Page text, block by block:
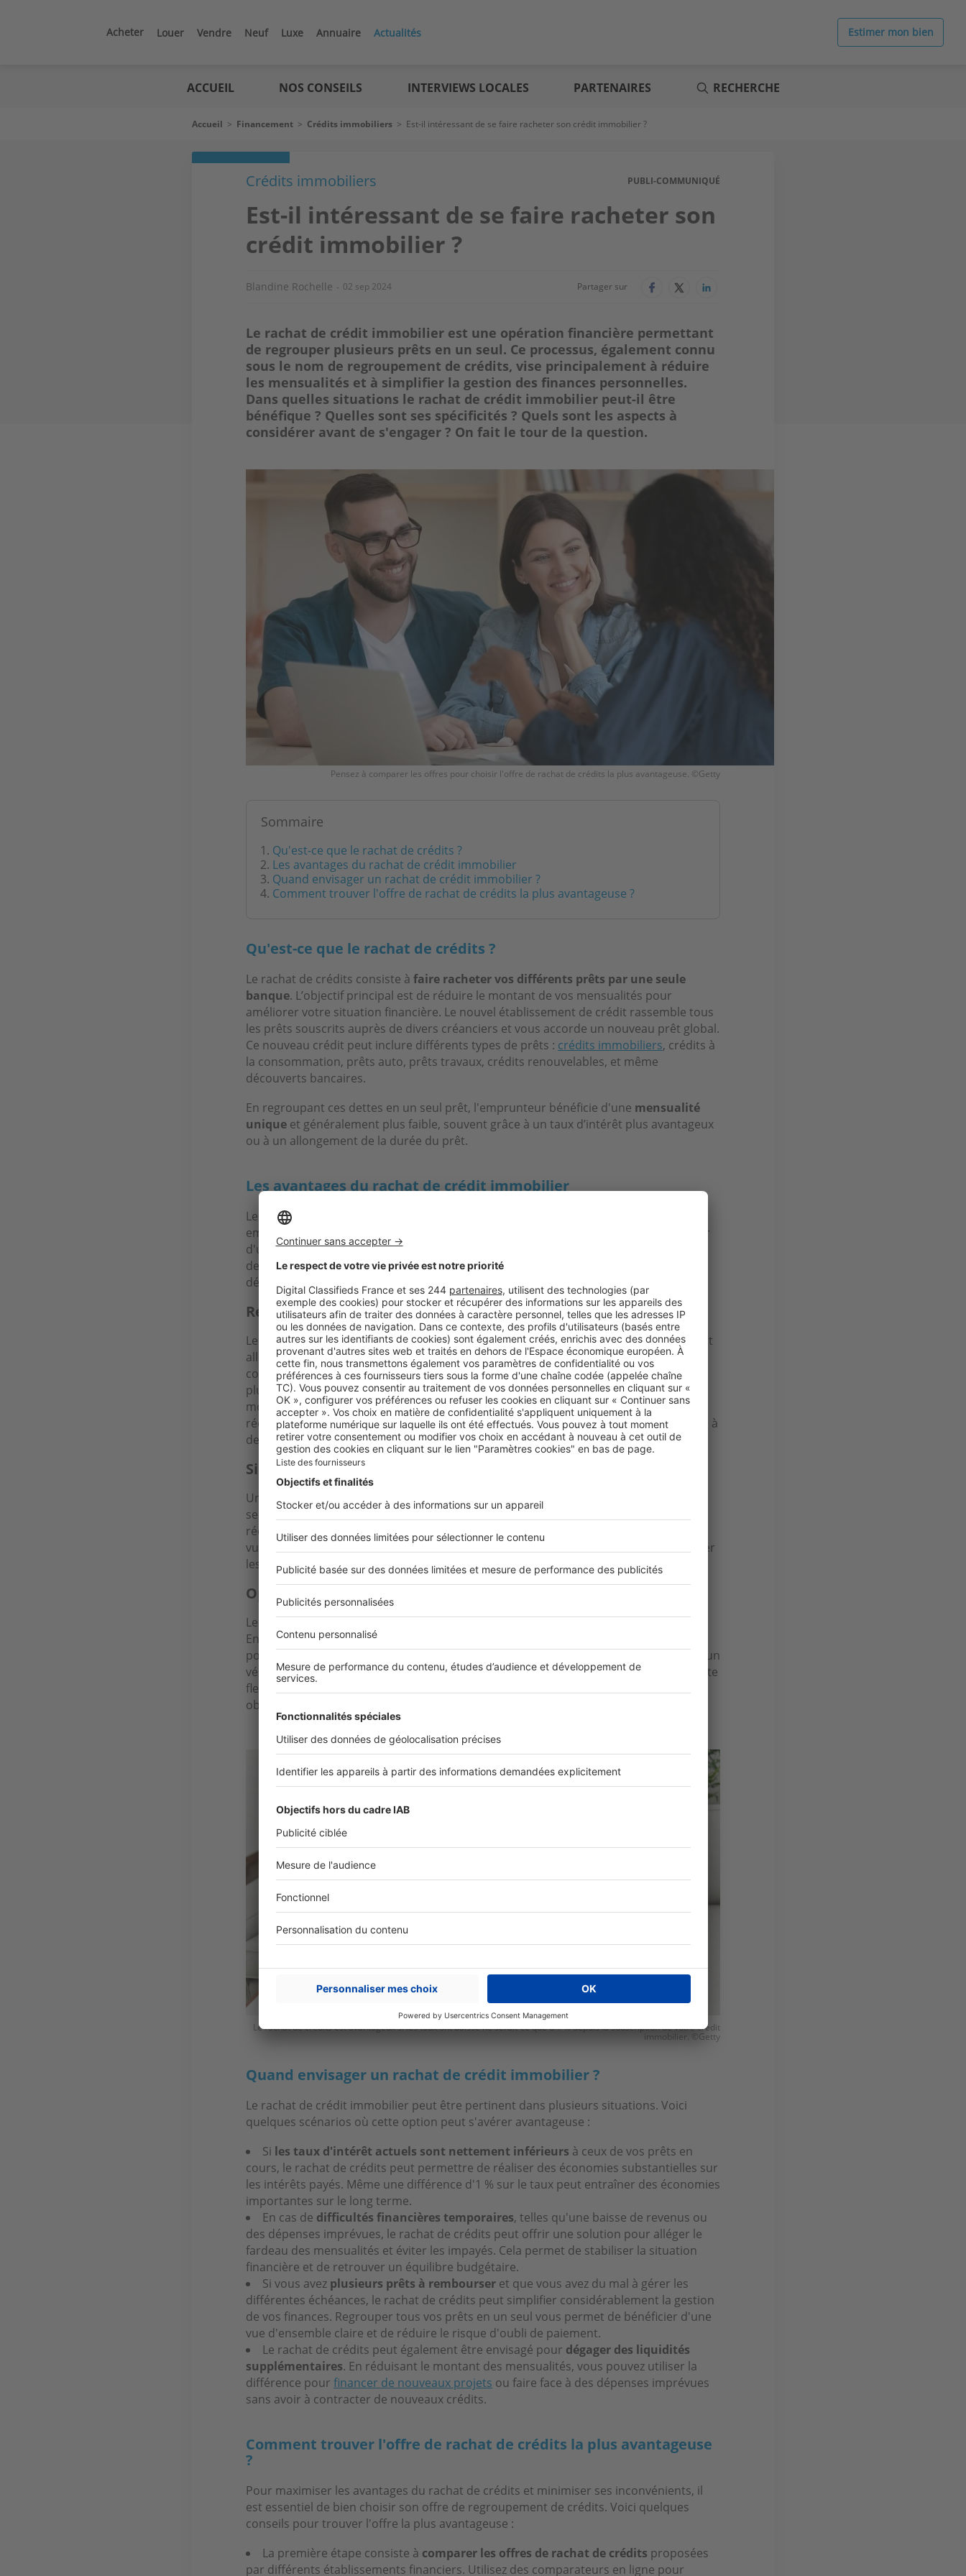
Acheter Louer Vendre Neuf Luxe Annuaire Actualités Estimer mon bien
ACCUEIL NOS CONSEILS INTERVIEWS LOCALES PARTENAIRES RECHERCHE
Fil
Accueil > Financement > Crédits immobiliers > Est-il intéressant de se faire racheter son crédit immobilier ?
PUBLI-COMMUNIQUÉ
Crédits immobiliers
Est-il intéressant de se faire racheter son
crédit immobilier ?
Blandine Rochelle 02 sep 2024 Partager sur
Le rachat de crédit immobilier est une opération financière permettant
de regrouper plusieurs prêts en un seul. Ce processus, également connu
sous le nom de regroupement de crédits, vise principalement à réduire
les mensualités et à simplifier la gestion des finances personnelles.
Dans quelles situations le rachat de crédit immobilier peut-il être
bénéfique ? Quelles sont ses spécificités ? Quels sont les aspects à
considérer avant de s'engager ? On fait le tour de la question.
Pensez à comparer les offres pour choisir l'offre de rachat de crédits la plus avantageuse. ©Getty
Sommaire
Qu'est-ce que le rachat de crédits ?
Les avantages du rachat de crédit immobilier
Quand envisager un rachat de crédit immobilier ?
Comment trouver l'offre de rachat de crédits la plus avantageuse ?
Qu'est-ce que le rachat de crédits ?
Le rachat de crédits consiste à faire racheter vos différents prêts par une seule
banque. L’objectif principal est de réduire le montant de vos mensualités pour
améliorer votre situation financière. Le nouvel établissement de crédit rassemble tous
les prêts souscrits auprès de divers créanciers et vous accorde un nouveau prêt global.
Ce nouveau crédit peut inclure différents types de prêts : crédits immobiliers, crédits à
la consommation, prêts auto, prêts travaux, crédits renouvelables, et même
découverts bancaires.
En regroupant ces dettes en un seul prêt, l'emprunteur bénéficie d'une mensualité
unique et généralement plus faible, souvent grâce à un taux d’intérêt plus avantageux
ou à un allongement de la durée du prêt.
Les avantages du rachat de crédit immobilier
Le rachat de crédit immobilier présente plusieurs avantages significatifs pour les
emprunteurs. En regroupant plusieurs prêts en un seul, l'emprunteur peut bénéficier
d'une mensualité unique, plus facile à gérer. Cette réduction des mensualités permet
de dégager une capacité financière supplémentaire, facilitant ainsi la gestion des
dépenses courantes.
Réduction des mensualités
Le principal avantage du rachat de crédits estla réduction des mensualités,pouvant
aller jusqu’à -60 % par exemple dans le cas d'unrachat de crédits avec Empruntis
consolidant plusieurs prêts en un seul, l'emprunteur peut négocier un taux d'intérêt
plus bas et/ou allonger la durée de remboursement. Cela permet de diminuer le
montant mensuel à payer, offrant ainsi une bouffée d'air sur le plan financier. Cette
réduction globale peut être particulièrement bénéfique pour les ménages confrontés à
des difficultés financières temporaires ou à une baisse de revenus.
Simplification de la gestion financière
Un autre avantage important est la simplification de la gestion financière
seul prêt à rembourser, il devient plus facile de suivre et de gérer ses finances. Cela
réduit le risque d'oubli de paiement et les frais de retard associés. De plus, avoir une
vue d'ensemble claire de ses dettes permet de mieux planifier ses dépenses et d'éviter
les situations de surendettement.
Opportunité de nouveaux projets
Le rachat de crédits peut également ouvrir la voie à denouveaux projets financiers
En allégeant le fardeau des mensualités, l'emprunteur peut dégager des ressources
pour investir dans de nouveaux projets, comme des travaux de rénovation, l'achat d'un
véhicule, ou encore le financement d'une formation professionnelle par exemple. Cette
flexibilité financière accrue permet d'améliorer sa qualité de vie et d'atteindre des
objectifs personnels ou professionnels.
Image
Le rachat de crédits est avantageux si les taux ont baissé ne serait-ce que d'1 % depuis la souscription de votre crédit
immobilier. ©Getty
Quand envisager un rachat de crédit immobilier ?
Le rachat de crédit immobilier peut être pertinent dans plusieurs situations. Voici
quelques scénarios où cette option peut s'avérer avantageuse :
Si les taux d'intérêt actuels sont nettement inférieurs à ceux de vos prêts en
cours, le rachat de crédits peut permettre de réaliser des économies substantielles sur
les intérêts payés. Même une différence d'1 % sur le taux peut entraîner des économies
importantes sur le long terme.
En cas de difficultés financières temporaires, telles qu'une baisse de revenus ou
des dépenses imprévues, le rachat de crédits peut offrir une solution pour alléger le
fardeau des mensualités et éviter les impayés. Cela permet de stabiliser la situation
financière et de retrouver un équilibre budgétaire.
Si vous avez plusieurs prêts à rembourser et que vous avez du mal à gérer les
différentes échéances, le rachat de crédits peut simplifier considérablement la gestion
de vos finances. Regrouper tous vos prêts en un seul vous permet de bénéficier d'une
vue d'ensemble claire et de réduire le risque d'oubli de paiement.
Le rachat de crédits peut également être envisagé pour dégager des liquidités
supplémentaires. En réduisant le montant des mensualités, vous pouvez utiliser la
différence pour financer de nouveaux projets ou faire face à des dépenses imprévues
sans avoir à contracter de nouveaux crédits.
Comment trouver l'offre de rachat de crédits la plus avantageuse
?
Pour maximiser les avantages du rachat de crédits et minimiser ses inconvénients, il
est essentiel de bien choisir son offre de regroupement de crédits. Voici quelques
conseils pour trouver l'offre la plus avantageuse :
La première étape consiste à comparer les offres de rachat de crédits proposées
par différents établissements financiers. Utilisez des comparateurs en ligne pour